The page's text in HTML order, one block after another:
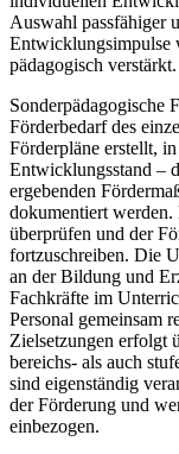
Auswahl passfähiger
Entwicklungsimpulse
pädagogisch verstärkt.
Sonderpädagogische
Förderbedarf des
Förderpläne erstellt,
Entwicklungsstand –
ergebenden
dokumentiert werden.
überprüfen und der
fortzuschreiben. Die
an der Bildung und
Fachkräfte im
Personal gemeinsam
Zielsetzungen erfolgt
bereichs- als auch
sind eigenständig
der Förderung und
einbezogen.